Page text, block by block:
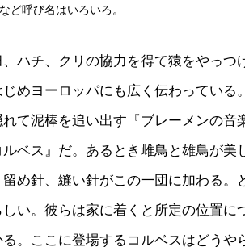
ど呼び名はいろいろ。
ハチ、クリの協力を得て猿をやっつ
めヨーロッパにも広く伝わっている
て泥棒を追い出す『ブレーメンの音
ベス』だ。あるとき雌鳥と雄鳥が美
め針、縫い針がこの一団に加わる。
い。彼らは家に着くと所定の位置に
。ここに登場するコルベスはどうや